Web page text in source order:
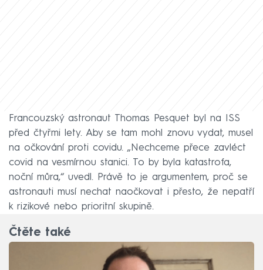
Francouzský astronaut Thomas Pesquet byl na ISS
před čtyřmi lety. Aby se tam mohl znovu vydat, musel
na očkování proti covidu. „Nechceme přece zavléct
covid na vesmírnou stanici. To by byla katastrofa,
noční můra,“ uvedl. Právě to je argumentem, proč se
astronauti musí nechat naočkovat i přesto, že nepatří
k rizikové nebo prioritní skupině.
Čtěte také